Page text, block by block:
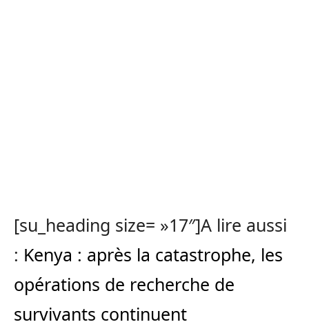
[su_heading size= »17″]A lire aussi
: Kenya : après la catastrophe, les
opérations de recherche de
survivants continuent